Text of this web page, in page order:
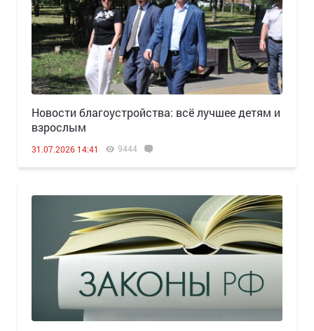
Новости благоустройства: всё лучшее детям и
взрослым
31.07.2026 14:41 9444